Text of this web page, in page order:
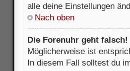
alle deine Einstellungen
Nach oben
Die Forenuhr geht falsch!
Möglicherweise ist
In diesem Fall solltest du